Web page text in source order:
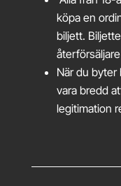
köpa en
biljett.
återförsäljare
När du byter
vara bredd
legitimation